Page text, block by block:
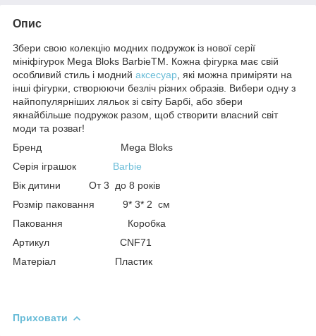
Опис
Збери свою колекцію модних подружок із нової серії
мініфігурок Mega Bloks BarbieTM. Кожна фігурка має свій
особливий стиль і модний аксесуар , які можна приміряти на
інші фігурки, створюючи безліч різних образів. Вибери одну з
найпопулярніших ляльок зі світу Барбі, або збери
якнайбільше подружок разом, щоб створити власний світ
моди та розваг!
Бренд Mega Bloks
Серія іграшок Barbie
Вік дитини От 3 до 8 років
Розмір паковання 9* 3* 2 см
Паковання Коробка
Артикул CNF71
Матеріал Пластик
Приховати